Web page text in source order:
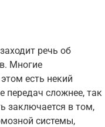
речь об
Многие
есть некий
передач сложнее, так
заключается в том,
системы,